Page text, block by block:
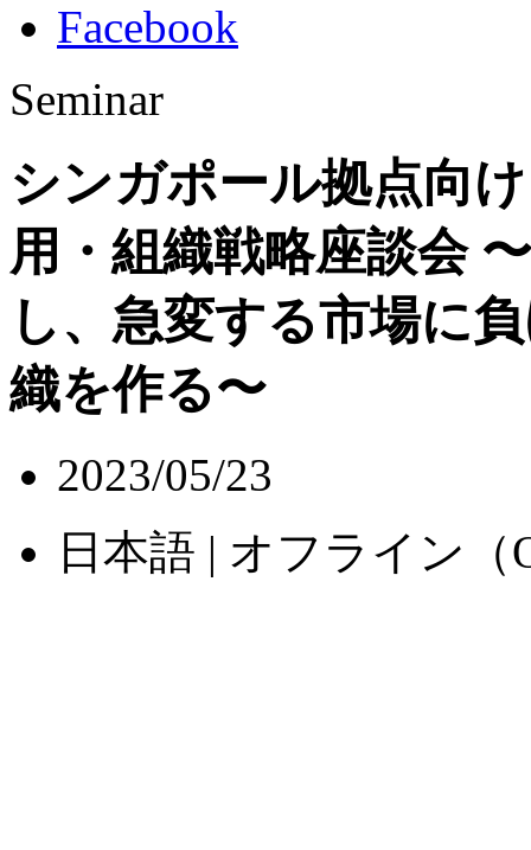
Facebook
Seminar
シンガポール拠点向
用・組織戦略座談会
し、急変する市場に
織を作る〜
2023/05/23
日本語 | オフライン（